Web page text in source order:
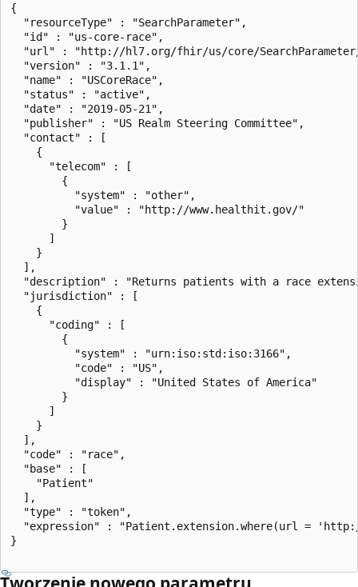
{
  "resourceType" : "SearchParameter",
  "id" : "us-core-race",
"url" : "http://hl7.org/fhir/us/core/
  "version" : "3.1.1",
  "name" : "USCoreRace",
  "status" : "active",
  "date" : "2019-05-21",
  "publisher" : "US Realm Steering Committee",
  "contact" : [
    {
      "telecom" : [
        {
          "system" : "other",
          "value" : "http://www.healthit.gov/"
        }
      ]
    }
  ],
"description" : "Returns patients with a race
  "jurisdiction" : [
    {
      "coding" : [
        {
          "system" : "urn:iso:std:iso:3166",
          "code" : "US",
          "display" : "United States of America"
        }
      ]
    }
  ],
  "code" : "race",
  "base" : [
    "Patient"
  ],
  "type" : "token",
"expression" : "Patient.extension.where(url =
}